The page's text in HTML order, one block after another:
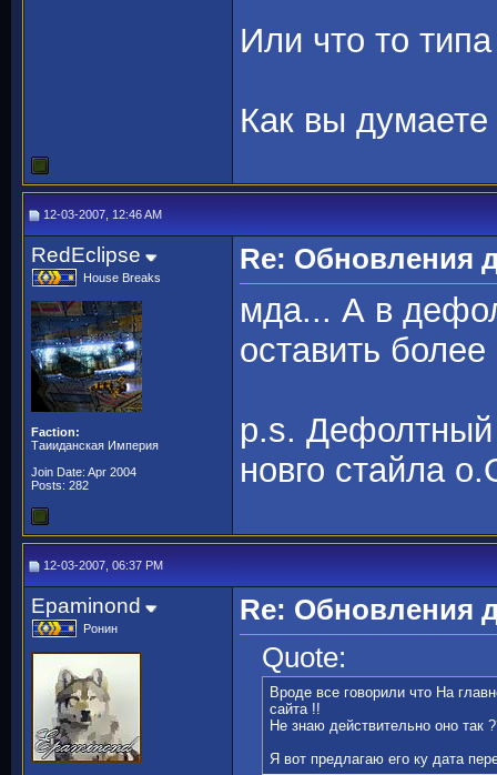
Или что то типа
Как вы думаете
12-03-2007, 12:46 AM
RedEclipse
House Breaks
Faction:
Таииданская Империя
Join Date: Apr 2004
Posts: 282
Re: Обновления
мда... А в
оставить
p.s. Дефолтный
новго стайла
12-03-2007, 06:37 PM
Epaminond
Ронин
Re: Обновления
Quote:
Вроде все говорили что На
сайта !!
Не знаю действительно оно так
Я вот предлагаю его ку дата